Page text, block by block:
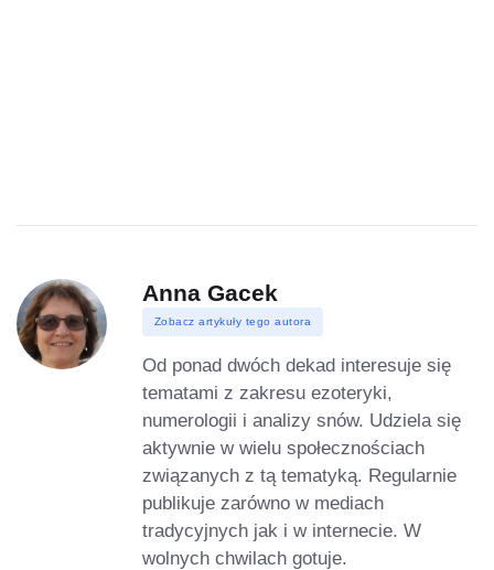
Anna Gacek
Zobacz artykuły tego autora
Od ponad dwóch dekad interesuje się
tematami z zakresu ezoteryki,
numerologii i analizy snów. Udziela się
aktywnie w wielu społecznościach
związanych z tą tematyką. Regularnie
publikuje zarówno w mediach
tradycyjnych jak i w internecie. W
wolnych chwilach gotuje.